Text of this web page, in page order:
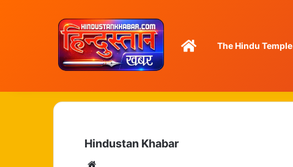
HomeThe Hindu Temple
Hindustan Khabar